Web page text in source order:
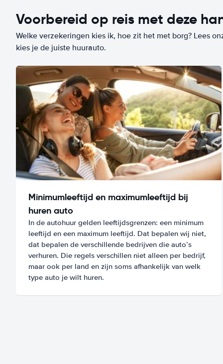
Voorbereid op reis met deze
Welke verzekeringen kies ik, hoe zit het met borg? Lees
kies je de juiste huurauto.
Minimumleeftijd en maximumleeftijd bij
huren auto
In de autohuur gelden leeftijdsgrenzen: een minimum
leeftijd en een maximum leeftijd. Dat bepalen wij niet,
dat bepalen de verschillende bedrijven die auto’s
verhuren. Die regels verschillen niet alleen per bedrijf,
maar ook per land en zijn soms afhankelijk van welk
type auto je wilt huren.